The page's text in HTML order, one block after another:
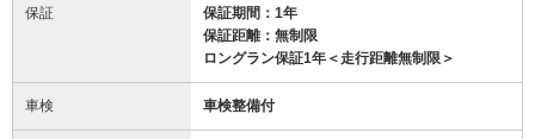
保証
保証期間：1年
保証距離：無制限
ロングラン保証1年＜走行距離無制限＞
車検 車検整備付